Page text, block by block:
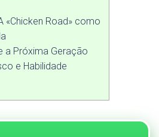
«Chicken Road» como
a Próxima Geração
e Habilidade